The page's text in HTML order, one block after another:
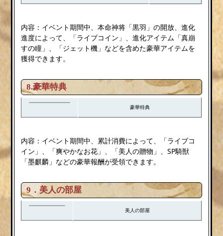
内容：イベント期間中、本命神将「黒羽」の開放、進化
進度によって、「ライブコイン」、進化アイテム「真崩
すの瞳」、「ジェット機」などを含めた豪華アイテムを
獲得できます。
8.豪華特典
豪華特典
内容：イベント期間中、累計消費によって、「ライブコ
イン」、「爽やかなお花」、「美人の贈物」、SP騎獣
「墨麒麟」などの豪華報酬が受領できます。
9．美人の部屋
美人の部屋